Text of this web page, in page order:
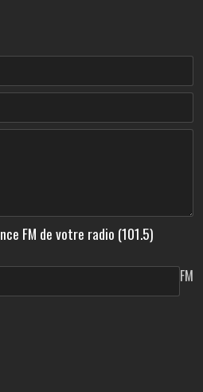
FM de votre radio (101.5)
FM